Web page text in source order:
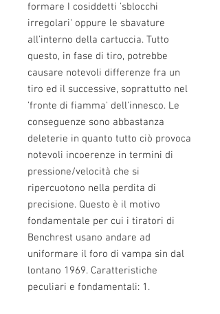
formare I cosiddetti 'sblocchi
irregolari' oppure le sbavature
all'interno della cartuccia. Tutto
questo, in fase di tiro, potrebbe
causare notevoli differenze fra un
tiro ed il successive, soprattutto nel
'fronte di fiamma' dell'innesco. Le
conseguenze sono abbastanza
deleterie in quanto tutto ciò provoca
notevoli incoerenze in termini di
pressione/velocità che si
ripercuotono nella perdita di
precisione. Questo è il motivo
fondamentale per cui i tiratori di
Benchrest usano andare ad
uniformare il foro di vampa sin dal
lontano 1969. Caratteristiche
peculiari e fondamentali: 1.